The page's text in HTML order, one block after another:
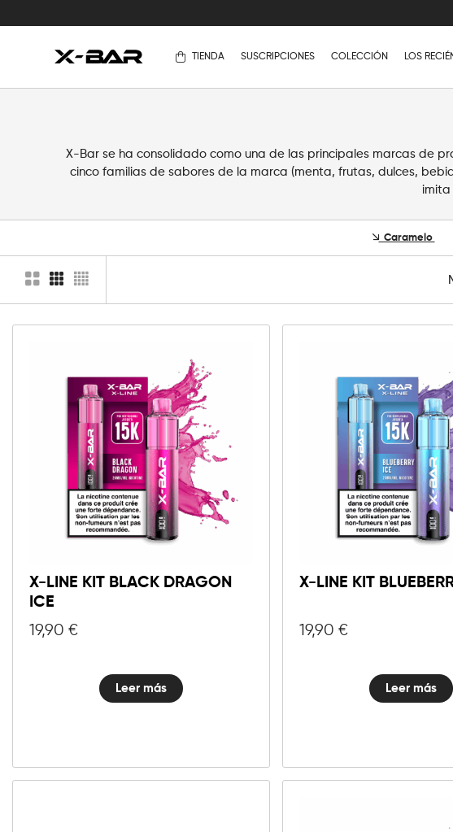
TIENDA SUSCRIPCIONES COLECCIÓN LOS
X-Bar se ha consolidado como una de las principales marcas de
cinco familias de sabores de la marca (menta, frutas, dulces,
imita
Caramelo
X-LINE KIT BLACK DRAGON
ICE
19,90 €
Leer más
X-LINE KIT
19,90€
Leer más